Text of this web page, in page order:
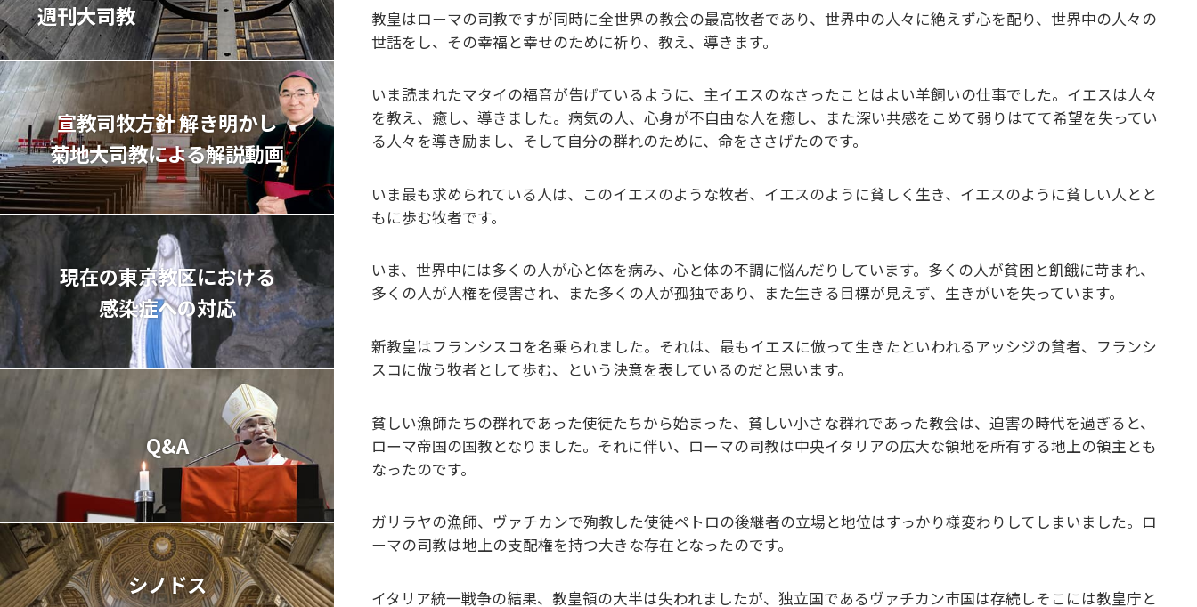
教皇はローマの司教ですが同時に全世界の教会の最高牧者であり、世界中の人々に絶えず心を配り、世界中の人々の
世話をし、その幸福と幸せのために祈り、教え、導きます。
いま読まれたマタイの福音が告げているように、主イエスのなさったことはよい羊飼いの仕事でした。イエスは人々
を教え、癒し、導きました。病気の人、心身が不自由な人を癒し、また深い共感をこめて弱りはてて希望を失ってい
る人々を導き励まし、そして自分の群れのために、命をささげたのです。
いま最も求められている人は、このイエスのような牧者、イエスのように貧しく生き、イエスのように貧しい人とと
もに歩む牧者です。
いま、世界中には多くの人が心と体を病み、心と体の不調に悩んだりしています。多くの人が貧困と飢餓に苛まれ、
多くの人が人権を侵害され、また多くの人が孤独であり、また生きる目標が見えず、生きがいを失っています。
新教皇はフランシスコを名乗られました。それは、最もイエスに倣って生きたといわれるアッシジの貧者、フランシ
スコに倣う牧者として歩む、という決意を表しているのだと思います。
貧しい漁師たちの群れであった使徒たちから始まった、貧しい小さな群れであった教会は、迫害の時代を過ぎると、
ローマ帝国の国教となりました。それに伴い、ローマの司教は中央イタリアの広大な領地を所有する地上の領主とも
なったのです。
ガリラヤの漁師、ヴァチカンで殉教した使徒ペトロの後継者の立場と地位はすっかり様変わりしてしまいました。ロ
ーマの司教は地上の支配権を持つ大きな存在となったのです。
イタリア統一戦争の結果、教皇領の大半は失われましたが、独立国であるヴァチカン市国は存続しそこには教皇庁と
週刊大司教
宣教司牧⽅針 解き明かし
菊地⼤司教による解説動画
現在の東京教区における
感染症への対応
Q&A
シノドス